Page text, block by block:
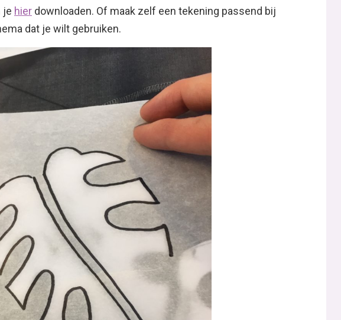
je hier downloaden. Of maak zelf een tekening passend bij
dat je wilt gebruiken.